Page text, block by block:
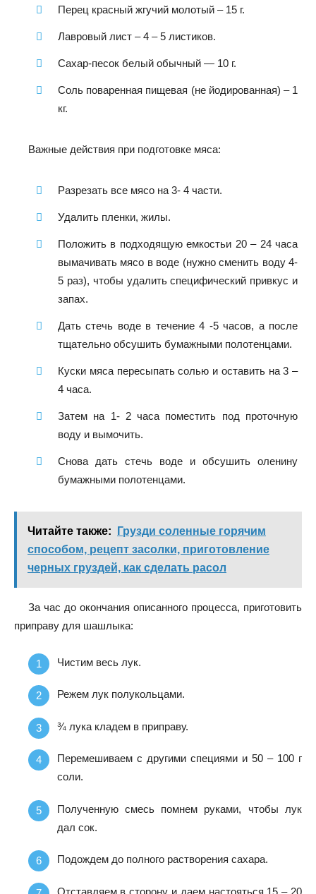
Перец красный жгучий молотый – 15 г.
Лавровый лист – 4 – 5 листиков.
Сахар-песок белый обычный — 10 г.
Соль поваренная пищевая (не йодированная) – 1
кг.
Важные действия при подготовке мяса:
Разрезать все мясо на 3- 4 части.
Удалить пленки, жилы.
Положить в подходящую емкостьи 20 – 24 часа
вымачивать мясо в воде (нужно сменить воду 4-
5 раз), чтобы удалить специфический привкус и
запах.
Дать стечь воде в течение 4 -5 часов, а после
тщательно обсушить бумажными полотенцами.
Куски мяса пересыпать солью и оставить на 3 –
4 часа.
Затем на 1- 2 часа поместить под проточную
воду и вымочить.
Снова дать стечь воде и обсушить оленину
бумажными полотенцами.
Читайте также:
Грузди соленные горячим
способом, рецепт засолки, приготовление
черных груздей, как сделать расол
За час до окончания описанного процесса, приготовить
приправу для шашлыка:
Чистим весь лук.
Режем лук полукольцами.
¾ лука кладем в приправу.
Перемешиваем с другими специями и 50 – 100 г
соли.
Полученную смесь помнем руками, чтобы лук
дал сок.
Подождем до полного растворения сахара.
Отставляем в сторону и даем настояться 15 – 20